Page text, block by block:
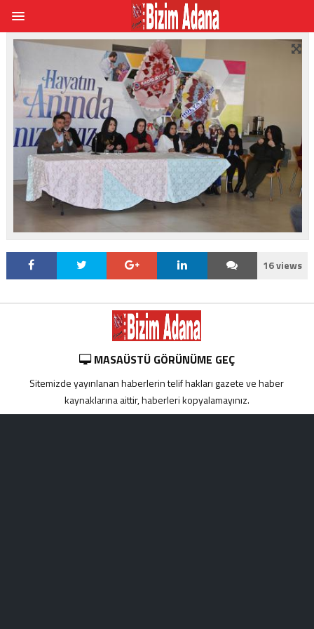
16 views
MASAÜSTÜ GÖRÜNÜME GEÇ
Sitemizde yayınlanan haberlerin telif hakları gazete ve haber
kaynaklarına aittir, haberleri kopyalamayınız.